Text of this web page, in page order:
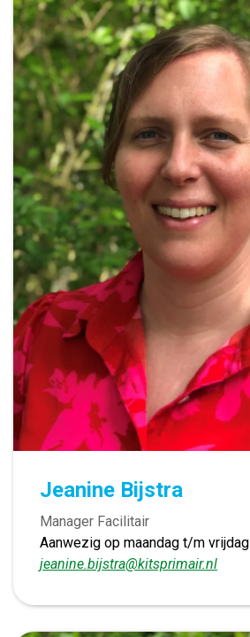
Jeanine Bijstra
Manager Facilitair
Aanwezig op maandag t/m vrijdag
jeanine.bijstra@kitsprimair.nl